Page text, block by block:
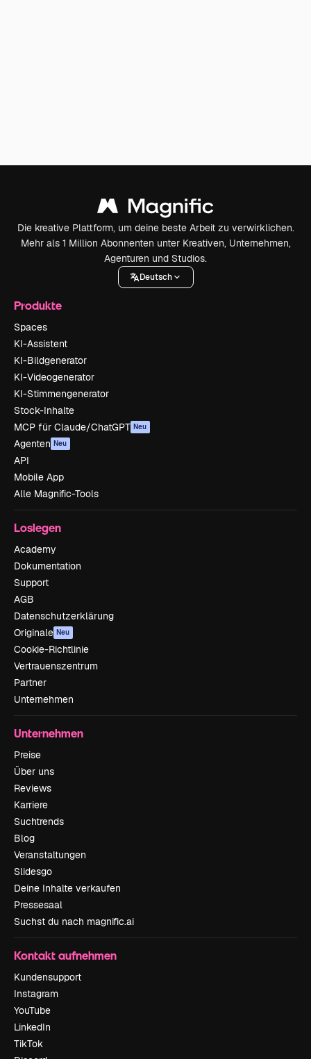
Die kreative Plattform, um deine beste Arbeit zu verwirklichen.
Mehr als 1 Million Abonnenten unter Kreativen, Unternehmen,
Agenturen und Studios.
Deutsch
Produkte
Spaces
KI-Assistent
KI-Bildgenerator
KI-Videogenerator
KI-Stimmengenerator
Stock-Inhalte
MCP für Claude/ChatGPT Neu
Agenten Neu
API
Mobile App
Alle Magnific-Tools
Loslegen
Academy
Dokumentation
Support
AGB
Datenschutzerklärung
Originale Neu
Cookie-Richtlinie
Vertrauenszentrum
Partner
Unternehmen
Unternehmen
Preise
Über uns
Reviews
Karriere
Suchtrends
Blog
Veranstaltungen
Slidesgo
Deine Inhalte verkaufen
Pressesaal
Suchst du nach magnific.ai
Kontakt aufnehmen
Kundensupport
Instagram
YouTube
LinkedIn
TikTok